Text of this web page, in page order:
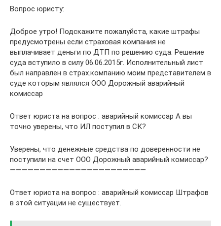
Вопрос юристу:
Доброе утро! Подскажите пожалуйста, какие штрафы
предусмотрены если страховая компания не
выплачивает деньги по ДТП по решению суда. Решение
суда вступило в силу 06.06.2015г. Исполнительный лист
был направлен в страх.компанию моим представителем в
суде которым являлся ООО Дорожный аварийный
комиссар
Ответ юриста на вопрос : аварийный комиссар А вы
точно уверены, что ИЛ поступил в СК?
Уверены, что денежные средства по доверенности не
поступили на счет ООО Дорожный аварийный комиссар?
———————————————————————
Ответ юриста на вопрос : аварийный комиссар Штрафов
в этой ситуации не существует.